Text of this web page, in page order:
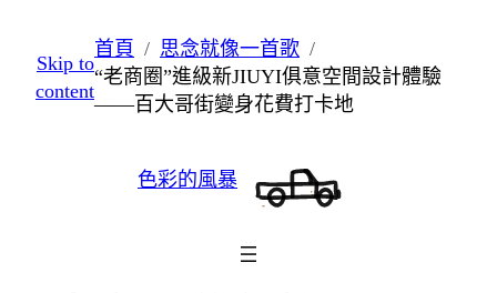
至
主
Skip to
content
首頁
思念就像一首歌
“老商圈”進級新JIUYI俱意空間設計體驗
——百大哥街變身花費打卡地
色彩的風暴